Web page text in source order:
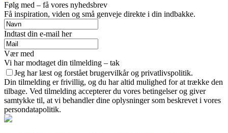
Følg med – få vores nyhedsbrev
Få inspiration, viden og små genveje direkte i din indbakke.
Indtast din e-mail her
Vær med
Vi har modtaget din tilmelding – tak
Jeg har læst og forstået brugervilkår og privatlivspolitik.
Din tilmelding er frivillig, og du har altid mulighed for at trække den
tilbage. Ved tilmelding accepterer du vores betingelser og giver
samtykke til, at vi behandler dine oplysninger som beskrevet i vores
persondatapolitik.